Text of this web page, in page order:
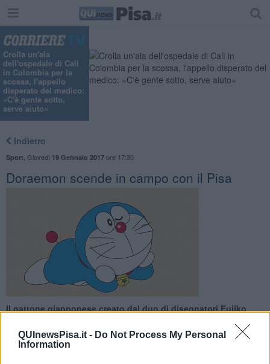
QUInewsPisa.it - Do Not Process My Personal
Information
Crolla un'ala
dell'ospedale di Calì
in Colombia per la
scossa, l'appello
disperato del medico:
«C'è gente sotto,
serve aiuto»
Indietro
Sport Giovedì 19 Gennaio 2017ore 17:30
Doraemon scende in campo con il Pisa
Il gattone giapponese creato dal duo di disegnatori Fujiko
contro la Ternana